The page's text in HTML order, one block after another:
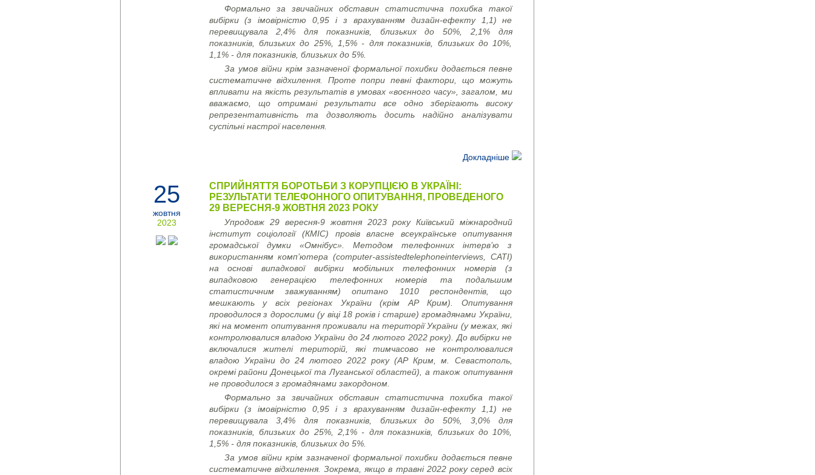
Формально за звичайних обставин статистична похибка такої
вибірки (з імовірністю 0,95 і з врахуванням дизайн-ефекту 1,1) не
перевищувала 2,4% для показників, близьких до 50%, 2,1% для
показників, близьких до 25%, 1,5% - для показників, близьких до 10%,
1,1% - для показників, близьких до 5%.
За умов війни крім зазначеної формальної похибки додається певне
систематичне відхилення. Проте попри певні фактори, що можуть
впливати на якість результатів в умовах «воєнного часу», загалом, ми
вважаємо, що отримані результати все одно зберігають високу
репрезентативність та дозволяють досить надійно аналізувати
суспільні настрої населення.
Докладніше
25
жовтня
2023
СПРИЙНЯТТЯ БОРОТЬБИ З КОРУПЦІЄЮ В УКРАЇНІ:
РЕЗУЛЬТАТИ ТЕЛЕФОННОГО ОПИТУВАННЯ, ПРОВЕДЕНОГО
29 ВЕРЕСНЯ-9 ЖОВТНЯ 2023 РОКУ
Упродовж 29 вересня-9 жовтня 2023 року Київський міжнародний
інститут соціології (КМІС) провів власне всеукраїнське опитування
громадської думки «Омнібус». Методом телефонних інтерв’ю з
використанням комп’ютера (computer-assistedtelephoneinterviews, CATI)
на основі випадкової вибірки мобільних телефонних номерів (з
випадковою генерацією телефонних номерів та подальшим
статистичним зважуванням) опитано 1010 респондентів, що
мешкають у всіх регіонах України (крім АР Крим). Опитування
проводилося з дорослими (у віці 18 років і старше) громадянами України,
які на момент опитування проживали на території України (у межах, які
контролювалися владою України до 24 лютого 2022 року). До вибірки не
включалися жителі територій, які тимчасово не контролювалися
владою України до 24 лютого 2022 року (АР Крим, м. Севастополь,
окремі райони Донецької та Луганської областей), а також опитування
не проводилося з громадянами закордоном.
Формально за звичайних обставин статистична похибка такої
вибірки (з імовірністю 0,95 і з врахуванням дизайн-ефекту 1,1) не
перевищувала 3,4% для показників, близьких до 50%, 3,0% для
показників, близьких до 25%, 2,1% - для показників, близьких до 10%,
1,5% - для показників, близьких до 5%.
За умов війни крім зазначеної формальної похибки додається певне
систематичне відхилення. Зокрема, якщо в травні 2022 року серед всіх